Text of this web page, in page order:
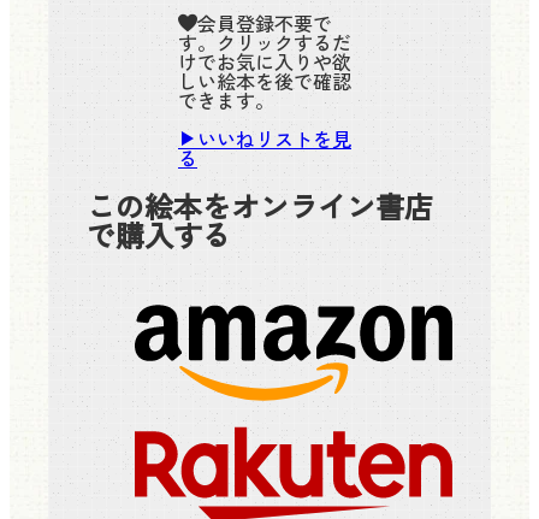
会員登録不要で
す。クリックするだ
けでお気に入りや欲
しい絵本を後で確認
できます。
いいねリストを見
る
この絵本をオンライン書店
で購入する